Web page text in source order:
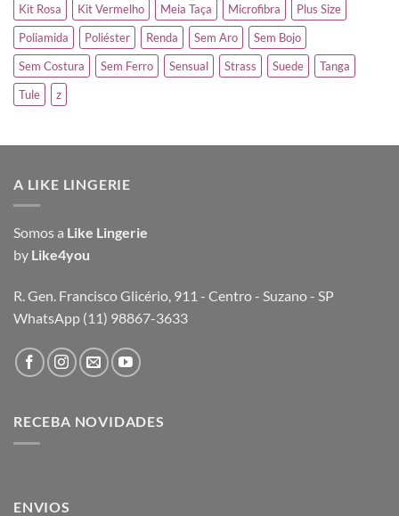
Kit Rosa
Kit Vermelho Meia Taça Microfibra
Plus Size
Poliamida
Poliéster Renda Sem Aro
Sem Bojo
Sem Costura
Sem Ferro Sensual Strass Suede
Tanga
Tule
z
A LIKE LINGERIE
Somos a Like Lingerie
by Like4you
R. Gen. Francisco Glicério, 911 - Centro - Suzano - SP
WhatsApp (11) 98867-3633
RECEBA NOVIDADES
ENVIOS